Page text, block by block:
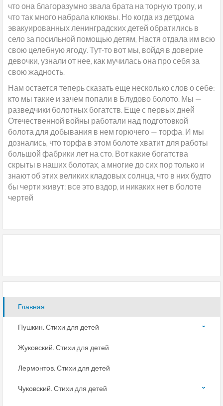
что она благоразумно звала брата на торную тропу, и
что так много набрала клюквы. Но когда из детдома
эвакуированных ленинградских детей обратились в
село за посильной помощью детям, Настя отдала им всю
свою целебную ягоду. Тут-то вот мы, войдя в доверие
девочки, узнали от нее, как мучилась она про себя за
свою жадность.
Нам остается теперь сказать еще несколько слов о себе:
кто мы такие и зачем попали в Блудово болото. Мы —
разведчики болотных богатств. Еще с первых дней
Отечественной войны работали над подготовкой
болота для добывания в нем горючего — торфа. И мы
дознались, что торфа в этом болоте хватит для работы
большой фабрики лет на сто. Вот какие богатства
скрыты в наших болотах, а многие до сих пор только и
знают об этих великих кладовых солнца, что в них будто
бы черти живут: все это вздор, и никаких нет в болоте
чертей
Главная
Пушкин. Стихи для детей
Жуковский. Стихи для детей
Лермонтов. Стихи для детей
Чуковский. Стихи для детей